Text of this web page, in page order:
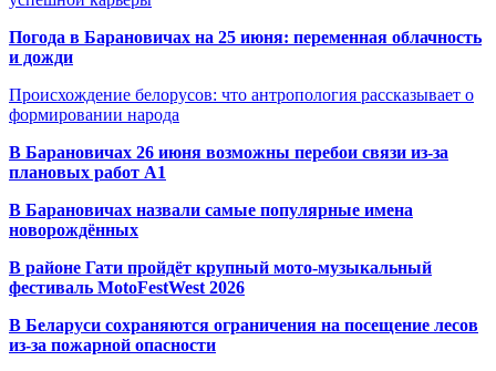
Погода в Барановичах на 25 июня: переменная облачность
и дожди
Происхождение белорусов: что антропология рассказывает о
формировании народа
В Барановичах 26 июня возможны перебои связи из-за
плановых работ A1
В Барановичах назвали самые популярные имена
новорождённых
В районе Гати пройдёт крупный мото-музыкальный
фестиваль MotoFestWest 2026
В Беларуси сохраняются ограничения на посещение лесов
из-за пожарной опасности